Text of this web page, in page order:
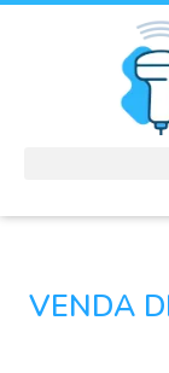
VENDA